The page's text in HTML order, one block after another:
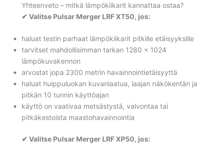
Yhteenveto – mitkä lämpökiikarit kannattaa ostaa?
✔ Valitse Pulsar Merger LRF XT50, jos:
haluat testin parhaat lämpökiikarit pitkille etäisyyksille
tarvitset mahdollisimman tarkan 1280 × 1024
lämpökuvakennon
arvostat jopa 2300 metrin havainnointietäisyyttä
haluat huippuluokan kuvanlaatua, laajan näkökentän ja
pitkän 10 tunnin käyttöajan
käyttö on vaativaa metsästystä, valvontaa tai
pitkäkestoista maastohavainnointia
✔ Valitse Pulsar Merger LRF XP50, jos: